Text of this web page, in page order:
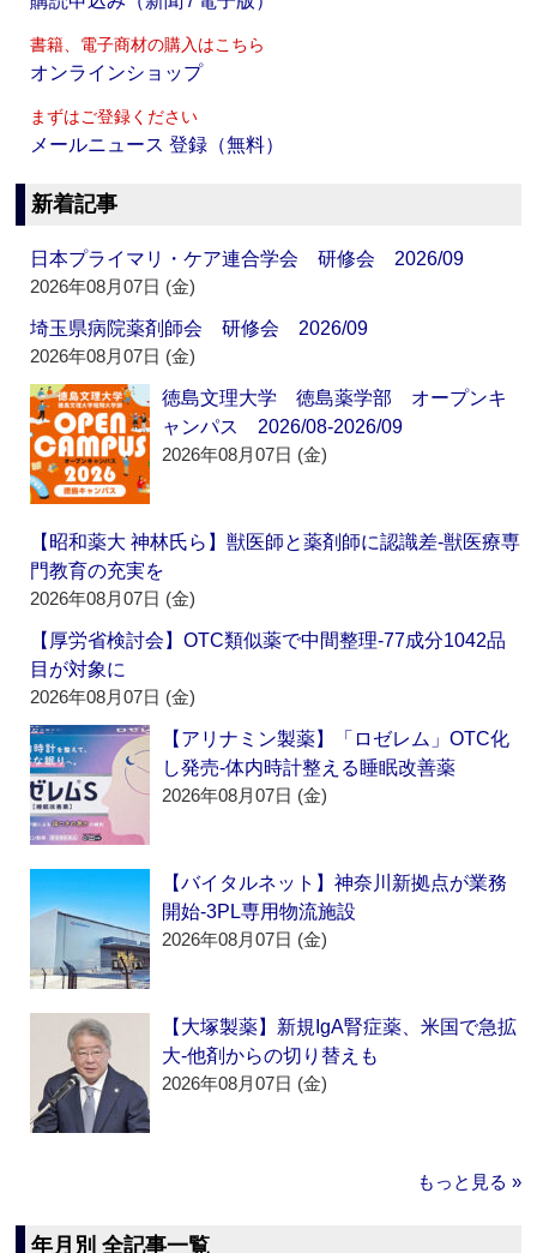
書籍、電子商材の購入はこちら
オンラインショップ
まずはご登録ください
メールニュース 登録（無料）
新着記事
日本プライマリ・ケア連合学会 研修会 2026/09
2026年08月07日 (金)
埼玉県病院薬剤師会 研修会 2026/09
2026年08月07日 (金)
徳島文理大学 徳島薬学部 オープンキ
ャンパス 2026/08-2026/09
2026年08月07日 (金)
【昭和薬大 神林氏ら】獣医師と薬剤師に認識差‐獣医療専
門教育の充実を
2026年08月07日 (金)
【厚労省検討会】OTC類似薬で中間整理‐77成分1042品
目が対象に
2026年08月07日 (金)
【アリナミン製薬】「ロゼレム」OTC化
し発売‐体内時計整える睡眠改善薬
2026年08月07日 (金)
【バイタルネット】神奈川新拠点が業務
開始‐3PL専用物流施設
2026年08月07日 (金)
【大塚製薬】新規IgA腎症薬、米国で急拡
大‐他剤からの切り替えも
2026年08月07日 (金)
もっと見る »
年月別 全記事一覧